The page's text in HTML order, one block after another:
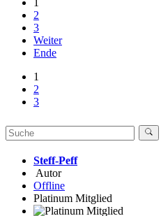
2
3
Weiter
Ende
1
2
3
Steff-Peff
Autor
Offline
Platinum Mitglied